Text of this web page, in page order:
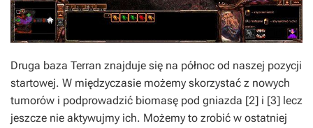
Druga baza Terran znajduje się na północ od naszej pozycji
startowej. W międzyczasie możemy skorzystać z nowych
tumorów i podprowadzić biomasę pod gniazda [2] i [3] lecz
jeszcze nie aktywujmy ich. Możemy to zrobić w ostatniej